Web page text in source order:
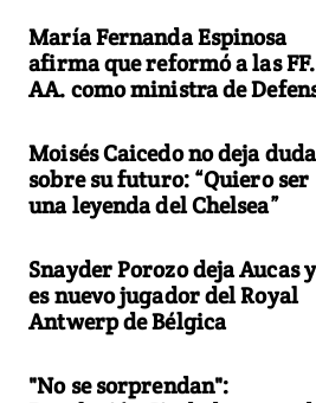
María Fernanda Espinosa
afirma que reformó a las FF.
AA. como ministra de
Moisés Caicedo no deja
sobre su futuro: “Quiero ser
una leyenda del Chelsea”
Snayder Porozo deja Aucas y
es nuevo jugador del Royal
Antwerp de Bélgica
"No se sorprendan":